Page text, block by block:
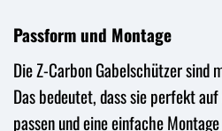
Passform und Montage
Die Z-Carbon Gabelschützer
Das bedeutet, dass sie perfekt
passen und eine einfache